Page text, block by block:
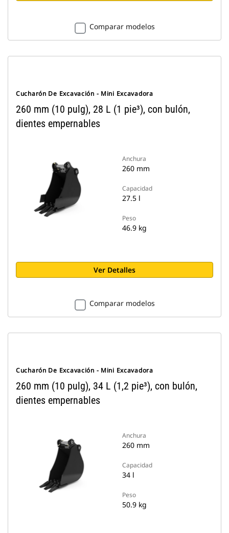
Comparar modelos
Cucharón De Excavación - Mini Excavadora
260 mm (10 pulg), 28 L (1 pie³), con bulón,
dientes empernables
Anchura
260 mm
Capacidad
27.5 l
Peso
46.9 kg
Ver Detalles
Comparar modelos
Cucharón De Excavación - Mini Excavadora
260 mm (10 pulg), 34 L (1,2 pie³), con bulón,
dientes empernables
Anchura
260 mm
Capacidad
34 l
Peso
50.9 kg